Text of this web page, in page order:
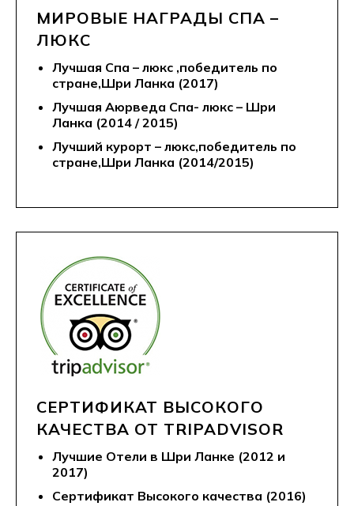
МИРОВЫЕ НАГРАДЫ СПА –
ЛЮКС
Лучшая Спа – люкс ,победитель по
стране,Шри Ланка (2017)
Лучшая Аюрведа Спа- люкс – Шри
Ланка (2014 / 2015)
Лучший курорт – люкс,победитель по
стране,Шри Ланка (2014/2015)
СЕРТИФИКАТ ВЫСОКОГО
КАЧЕСТВА ОТ TRIPADVISOR
Лучшие Отели в Шри Ланке (2012 и
2017)
Сертификат Высокого качества (2016)